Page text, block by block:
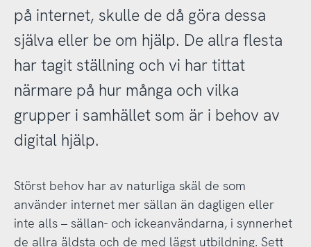
på internet, skulle de då göra dessa
själva eller be om hjälp. De allra flesta
har tagit ställning och vi har tittat
närmare på hur många och vilka
grupper i samhället som är i behov av
digital hjälp.
Störst behov har av naturliga skäl de som
använder internet mer sällan än dagligen eller
inte alls – sällan- och ickeanvändarna, i synnerhet
de allra äldsta och de med lägst utbildning. Sett